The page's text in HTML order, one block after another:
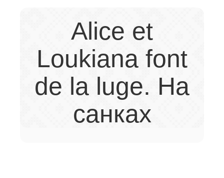
Alice et
Loukiana font
de la luge. На
санках